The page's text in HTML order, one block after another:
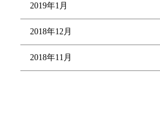
2019年1月
2018年12月
2018年11月